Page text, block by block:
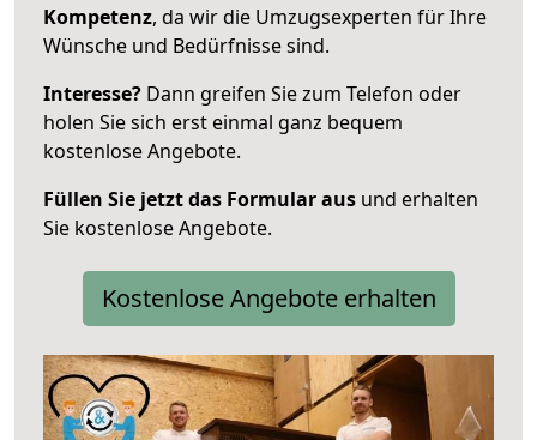
Kompetenz, da wir die Umzugsexperten für Ihre
Wünsche und Bedürfnisse sind.
Interesse? Dann greifen Sie zum Telefon oder
holen Sie sich erst einmal ganz bequem
kostenlose Angebote.
Füllen Sie jetzt das Formular aus und erhalten
Sie kostenlose Angebote.
Kostenlose Angebote erhalten